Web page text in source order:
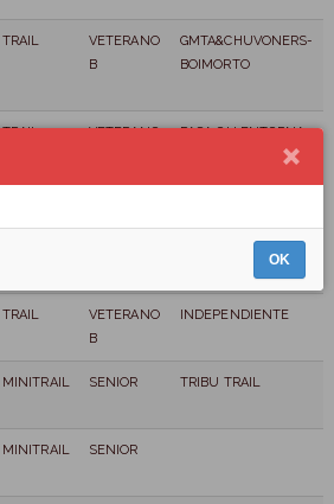
TRAIL
VETERANO
B
GMTA&CHUVONERS-
BOIMORTO
TRAIL
VETERANO
PASA OU ENTORNA
TRAIL
VETERANO
B
INDEPENDIENTE
MINITRAIL SENIOR TRIBU TRAIL
MINITRAIL SENIOR
OK